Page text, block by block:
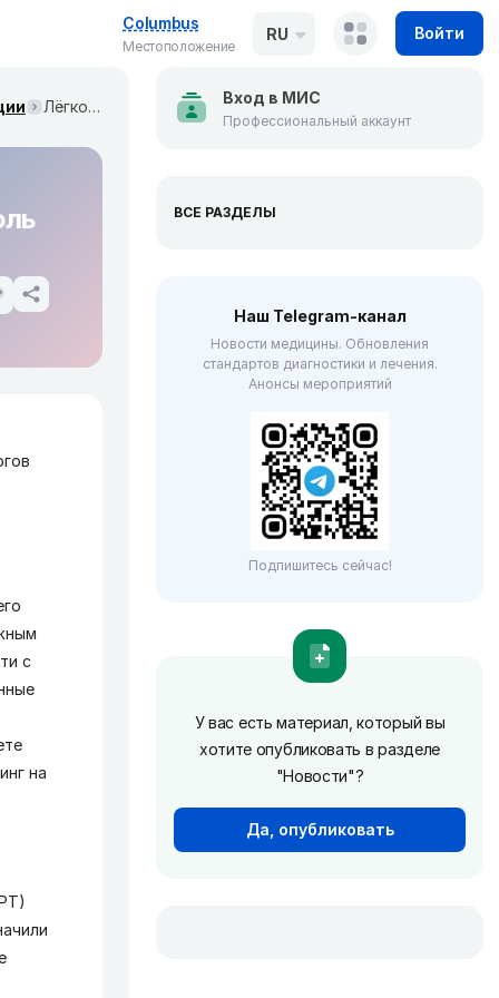
Columbus
Местоположение
RU Войти
Лёгкое когнитивное расстройство (Neurology, июль 2020)
с
на
Вход в МИС
Профессиональный аккаунт
ВСЕ РАЗДЕЛЫ
Наш Telegram-канал
Новости медицины. Обновления
стандартов диагностики и лечения.
Анонсы мероприятий
Подпишитесь сейчас!
У вас есть материал, который вы
хотите опубликовать в разделе
"Новости"?
Да, опубликовать